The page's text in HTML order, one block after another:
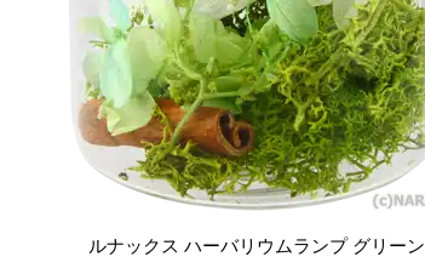
ルナックス ハーバリウムランプ グリーン